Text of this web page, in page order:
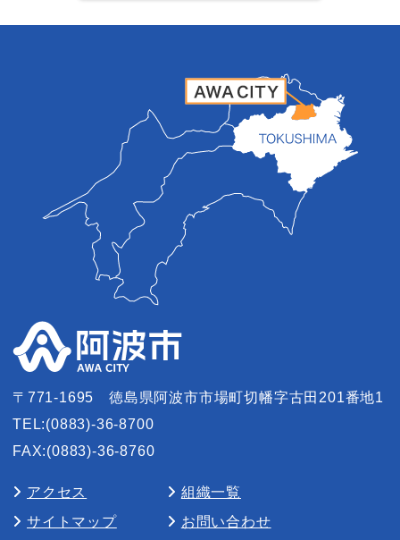
〒771-1695
徳島県阿波市市場町切幡字古田201番地1
TEL:(0883)-36-8700
FAX:(0883)-36-8760
アクセス
組織一覧
サイトマップ
お問い合わせ